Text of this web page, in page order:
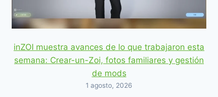
inZOI muestra avances de lo que trabajaron esta
semana: Crear-un-Zoi, fotos familiares y gestión
de mods
1 agosto, 2026